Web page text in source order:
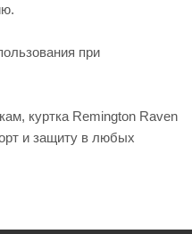
при
куртка Remington Raven
и защиту в любых